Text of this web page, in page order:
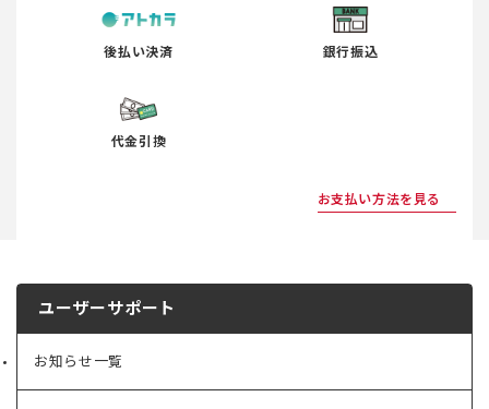
後払い決済 銀行振込
代金引換
お支払い方法を見る
ユーザーサポート
お知らせ一覧